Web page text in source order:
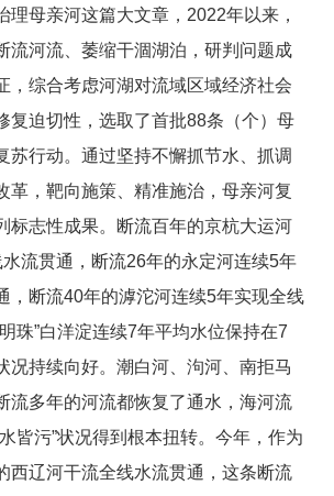
理母亲河这篇大文章，2022年以来，
流河流、萎缩干涸湖泊，研判问题成
，综合考虑河湖对流域区域经济社会
复迫切性，选取了首批88条（个）母
苏行动。通过坚持不懈抓节水、抓调
革，靶向施策、精准施治，母亲河复
标志性成果。断流百年的京杭大运河
流贯通，断流26年的永定河连续5年
，断流40年的滹沱河连续5年实现全线
珠”白洋淀连续7年平均水位保持在7
况持续向好。潮白河、泃河、南拒马
流多年的河流都恢复了通水，海河流
皆污”状况得到根本扭转。今年，作为
西辽河干流全线水流贯通，这条断流